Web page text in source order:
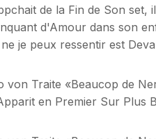
de la Fin de Son set,
d'Amour dans son
je peux ressentir est
von Traite «Beaucop de
en Premier Sur Plus